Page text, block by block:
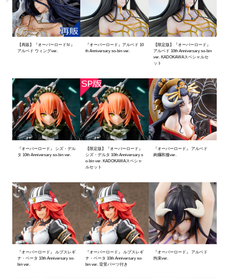
【再販】『オーバーロードⅣ』
アルベド ウィングver.
『オーバーロード』アルベド 10
th Anniversary so-bin ver.
【限定版】『オーバーロード』
アルベド 10th Anniversary so-bin
ver. KADOKAWAスペシャルセ
ット
『オーバーロード』 シズ・デル
タ 10th Anniversary so-bin ver.
【限定版】『オーバーロード』
シズ・デルタ 10th Anniversary s
o-bin ver. KADOKAWAスペシャ
ルセット
『オーバーロード』 アルベド
絢爛和服ver.
『オーバーロード』 ルプスレギ
ナ・ベータ 10th Anniversary so-
bin ver.
『オーバーロード』 ルプスレギ
ナ・ベータ 10th Anniversary so-
bin ver. 背景パーツ付き
『オーバーロード』 アルベド
拘束ver.